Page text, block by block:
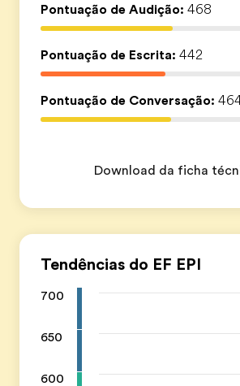
Pontuação de Audição: 468
Pontuação de Escrita: 442
Pontuação de Conversação:
Download da ficha
Tendências do EF EPI
700
650
600